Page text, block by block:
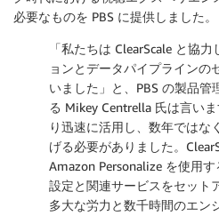
必要なものを PBS に提供しました。
「私たちは ClearScale と協
ョンとデータパイプラインの
いました」と、PBS の製品管
る Mikey Centrella 氏は言い
り迅速に活用し、数年ではな
げる必要がありました。
Amazon Personalize を使用
設定と関連サービスをセット
多大な労力と数千時間のエン